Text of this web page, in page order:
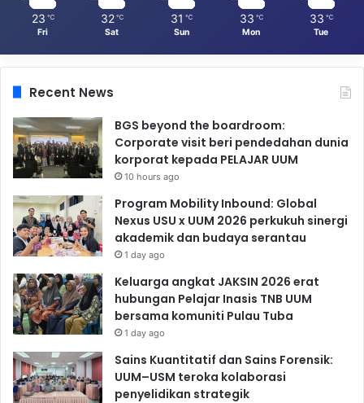
23 ℃
Fri
32 ℃
Sat
31 ℃
Sun
33 ℃
Mon
33 ℃
Tue
Recent News
BGS beyond the boardroom:
Corporate visit beri pendedahan dunia
korporat kepada PELAJAR UUM
10 hours ago
Program Mobility Inbound: Global
Nexus USU x UUM 2026 perkukuh sinergi
akademik dan budaya serantau
1 day ago
Keluarga angkat JAKSIN 2026 erat
hubungan Pelajar Inasis TNB UUM
bersama komuniti Pulau Tuba
1 day ago
Sains Kuantitatif dan Sains Forensik:
UUM–USM teroka kolaborasi
penyelidikan strategik